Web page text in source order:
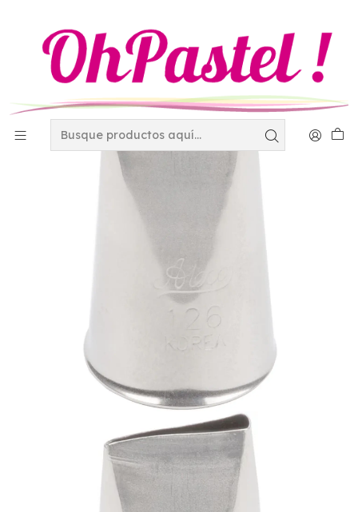
Duya Ateco No. 126 petalo